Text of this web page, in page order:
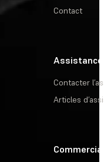
Contact
Assistance
Contacter
Articles
Commercial